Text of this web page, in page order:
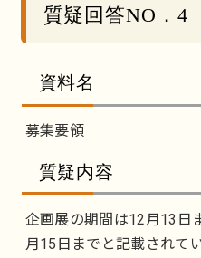
質疑回答NO．4
資料名
募集要領
質疑内容
企画展の期間は12月13日
月15日までと記載されて